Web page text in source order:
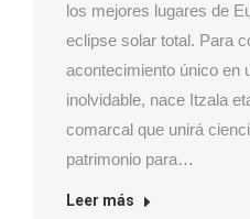
los mejores lugares de
eclipse solar total. Para
acontecimiento único en
inolvidable, nace Itzala
comarcal que unirá
patrimonio para…
Leer más